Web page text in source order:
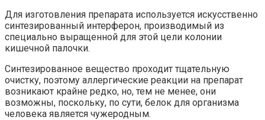
Для изготовления препарата используется искусственно
синтезированный интерферон, производимый из
специально выращенной для этой цели колонии
кишечной палочки.
Синтезированное вещество проходит тщательную
очистку, поэтому аллергические реакции на препарат
возникают крайне редко, но, тем не менее, они
возможны, поскольку, по сути, белок для организма
человека является чужеродным.